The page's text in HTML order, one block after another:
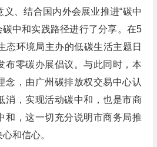
义、结合国内外会展业推进“碳中
碳中和实践路径进行了分享。在5
态环境局主办的低碳生活主题日
布零碳办展倡议。与此同时，本
念，由广州碳排放权交易中心认
消，实现活动碳中和，也是市商
和，这一切充分说明市商务局推
和信心。